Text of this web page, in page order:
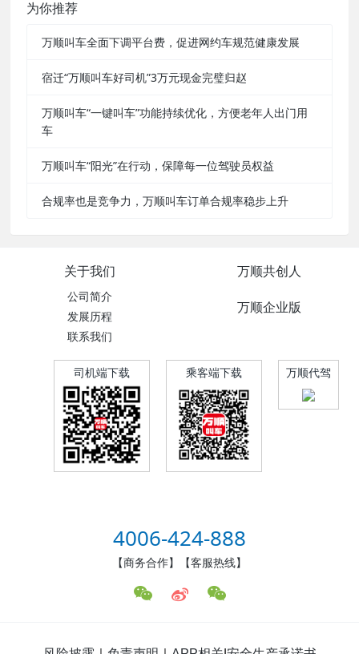
为你推荐
万顺叫车全面下调平台费，促进网约车规范健康发展
宿迁“万顺叫车好司机”3万元现金完璧归赵
万顺叫车“一键叫车”功能持续优化，方便老年人出门用
车
万顺叫车“阳光”在行动，保障每一位驾驶员权益
合规率也是竞争力，万顺叫车订单合规率稳步上升
关于我们
公司简介
发展历程
联系我们
万顺共创人
万顺企业版
司机端下载 乘客端下载 万顺代驾
4006-424-888
【商务合作】【客服热线】